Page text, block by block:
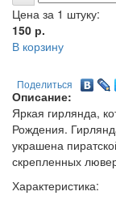
Цена за 1 штуку:
150 р.
В корзину
Поделиться
Описание:
Яркая гирлянда,
Рождения.
украшена
скрепленных
Характеристика: